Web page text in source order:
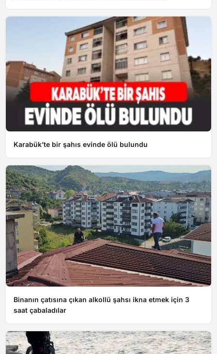
Karabük’te bir şahıs evinde ölü bulundu
Binanın çatısına çıkan alkollü şahsı ikna etmek için 3
saat çabaladılar